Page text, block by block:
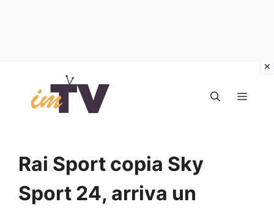
contenuto
Rai Sport copia Sky
Sport 24, arriva un